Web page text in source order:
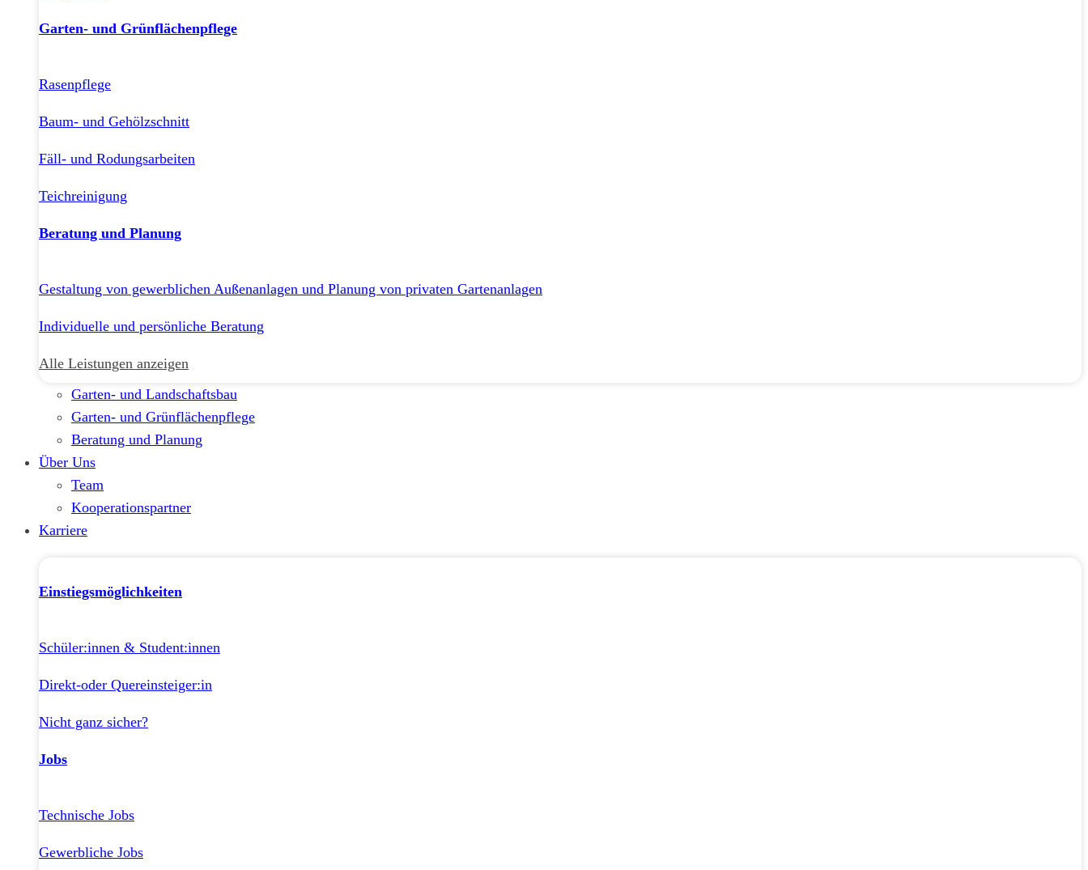
Garten- und Grünflächenpflege
Rasenpflege
Baum- und Gehölzschnitt
Fäll- und Rodungsarbeiten
Teichreinigung
Beratung und Planung
Gestaltung von gewerblichen Außenanlagen und Planung von privaten Gartenanlagen
Individuelle und persönliche Beratung
Alle Leistungen anzeigen
Garten- und Landschaftsbau
Garten- und Grünflächenpflege
Beratung und Planung
Über Uns
Team
Kooperationspartner
Karriere
Einstiegsmöglichkeiten
Schüler:innen & Student:innen
Direkt-oder Quereinsteiger:in
Nicht ganz sicher?
Jobs
Technische Jobs
Gewerbliche Jobs